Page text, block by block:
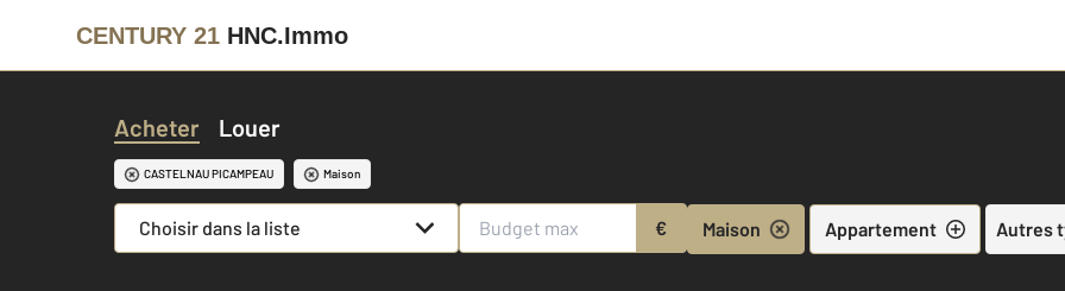
CENTURY 21 HNC.Immo
Acheter Louer
CASTELNAU PICAMPEAU Maison
Choisir dans la liste € Maison Appartement Autres